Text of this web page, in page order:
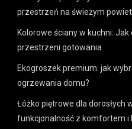
przestrzeń na świeżym
Kolorowe ściany w kuchni:
przestrzeni gotowania
Ekogroszek premium: jak
ogrzewania domu?
Łóżko piętrowe dla dorosłych
funkcjonalność z komfortem i